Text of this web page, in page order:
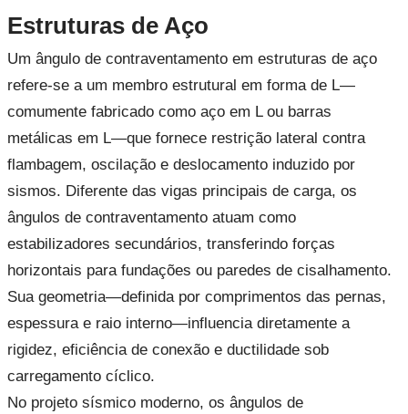
Estruturas de Aço
Um ângulo de contraventamento em estruturas de aço
refere-se a um membro estrutural em forma de L—
comumente fabricado como aço em L ou barras
metálicas em L—que fornece restrição lateral contra
flambagem, oscilação e deslocamento induzido por
sismos. Diferente das vigas principais de carga, os
ângulos de contraventamento atuam como
estabilizadores secundários, transferindo forças
horizontais para fundações ou paredes de cisalhamento.
Sua geometria—definida por comprimentos das pernas,
espessura e raio interno—influencia diretamente a
rigidez, eficiência de conexão e ductilidade sob
carregamento cíclico.
No projeto sísmico moderno, os ângulos de